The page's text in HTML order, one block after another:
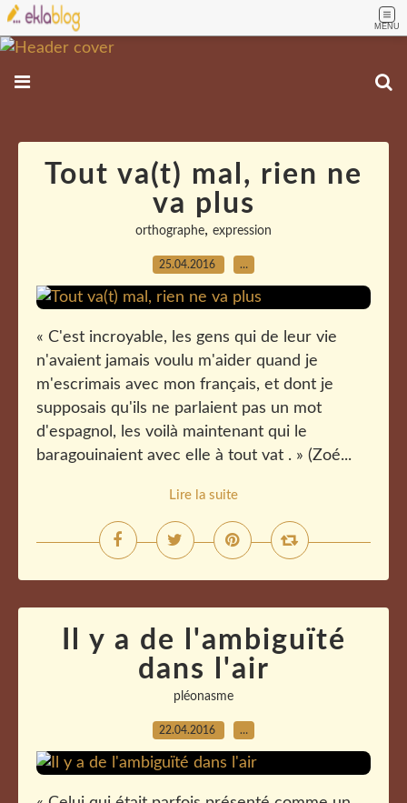
MENU
Tout va(t) mal, rien ne
va plus
orthographe, expression
25.04.2016 …
« C'est incroyable, les gens qui de leur vie
n'avaient jamais voulu m'aider quand je
m'escrimais avec mon français, et dont je
supposais qu'ils ne parlaient pas un mot
d'espagnol, les voilà maintenant qui le
baragouinaient avec elle à tout vat . » (Zoé...
Lire la suite
Il y a de l'ambiguïté
dans l'air
pléonasme
22.04.2016 …